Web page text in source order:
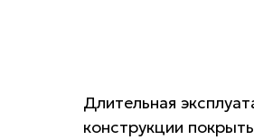
Длительная
конструкции